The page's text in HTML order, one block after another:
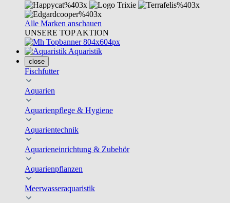
Alle Marken anschauen
UNSERE TOP AKTION
Aquaristik
close
Fischfutter
Aquarien
Aquarienpflege & Hygiene
Aquarientechnik
Aquarieneinrichtung & Zubehör
Aquarienpflanzen
Meerwasseraquaristik